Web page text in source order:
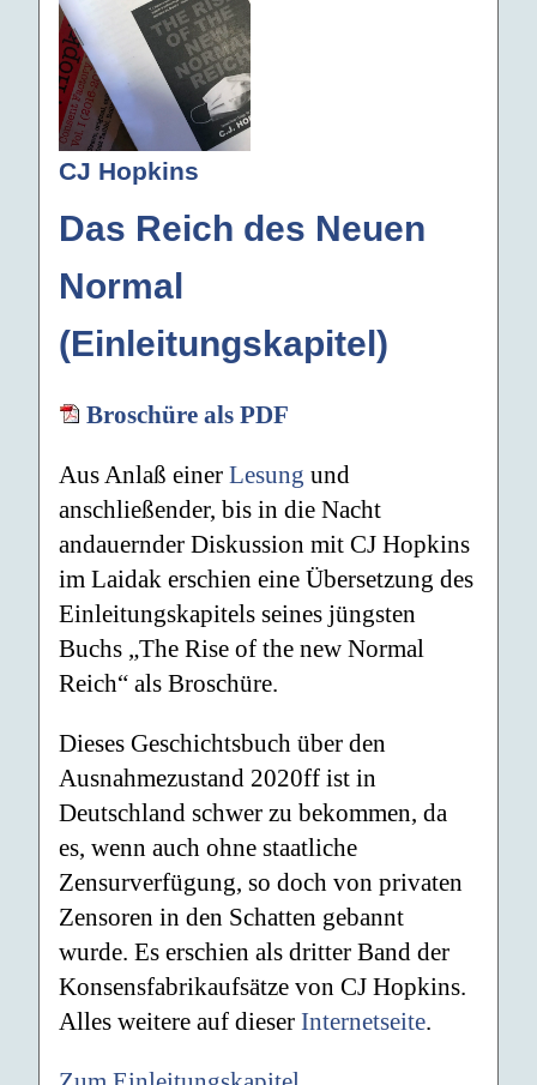
CJ Hopkins
Das Reich des Neuen
Normal
(Einleitungskapitel)
Broschüre als PDF
Aus Anlaß einer Lesung und
anschließender, bis in die Nacht
andauernder Diskussion mit CJ Hopkins
im Laidak erschien eine Übersetzung des
Einleitungskapitels seines jüngsten
Buchs „The Rise of the new Normal
Reich“ als Broschüre.
Dieses Geschichtsbuch über den
Ausnahmezustand 2020ff ist in
Deutschland schwer zu bekommen, da
es, wenn auch ohne staatliche
Zensurverfügung, so doch von privaten
Zensoren in den Schatten gebannt
wurde. Es erschien als dritter Band der
Konsensfabrikaufsätze von CJ Hopkins.
Alles weitere auf dieser Internetseite.